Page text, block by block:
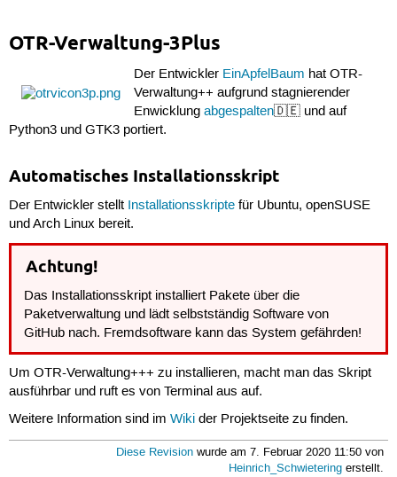
OTR-Verwaltung-3Plus
Der Entwickler EinApfelBaum hat OTR-
Verwaltung++ aufgrund stagnierender
Enwicklungabgespalten🇩🇪 und auf
Python3 und GTK3 portiert.
Automatisches Installationsskript
Der Entwickler stellt Installationsskriptefür Ubuntu, openSUSE
und Arch Linux bereit.
Achtung!
Das Installationsskript installiert Pakete über die
Paketverwaltung und lädt selbstständig Software von
GitHub nach. Fremdsoftware kann das System gefährden!
Um OTR-Verwaltung+++ zu installieren, macht man das Skript
ausführbar und ruft es von Terminal aus auf.
Weitere Information sind im Wikider Projektseite zu finden.
Diese Revision wurde am 7. Februar 2020 11:50 von
Heinrich_Schwietering erstellt.